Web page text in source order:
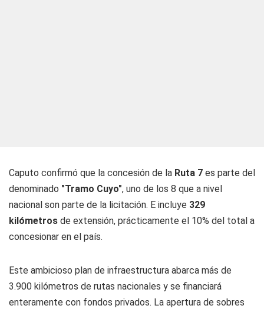
Caputo confirmó que la concesión de la Ruta 7 es parte del
denominado "Tramo Cuyo", uno de los 8 que a nivel
nacional son parte de la licitación. E incluye 329
kilómetros de extensión, prácticamente el 10% del total a
concesionar en el país.
Este ambicioso plan de infraestructura abarca más de
3.900 kilómetros de rutas nacionales y se financiará
enteramente con fondos privados. La apertura de sobres